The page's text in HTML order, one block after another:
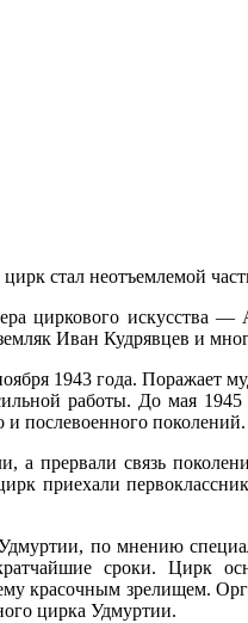
стал неотъемлемой
циркового
Иван Кудрявцев и
1943 года. Поражает
работы. До мая
и послевоенного поколений.
а прервали связь
приехали
по мнению
сроки. Цирк
красочным зрелищем.
цирка Удмуртии.